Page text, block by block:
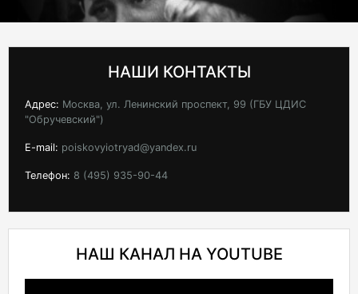
НАШИ КОНТАКТЫ
Адрес: Москва, ул. Ленинский проспект, 99 (ГБУ ЦДИС
"Обручевский")
E-mail: poiskovyiotryad@yandex.ru
Телефон: 8 (495) 935-90-44
НАШ КАНАЛ НА YOUTUBE